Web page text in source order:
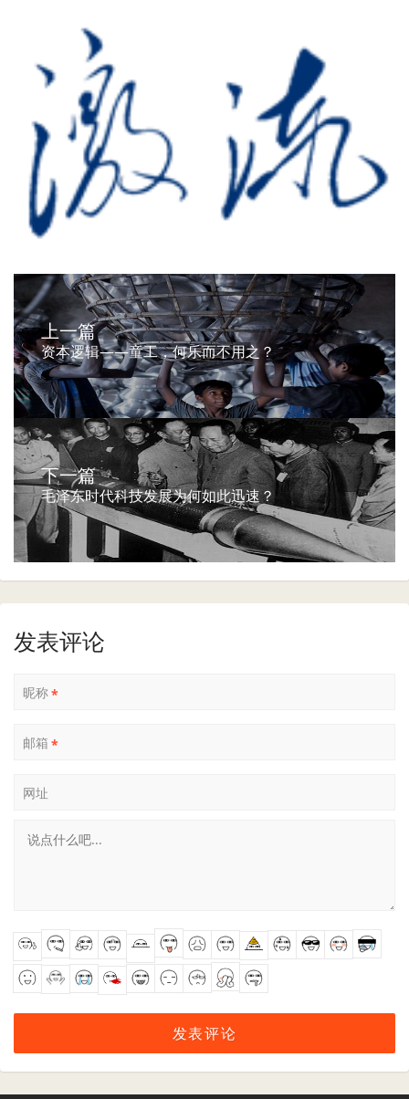
上一篇
资本逻辑——童工，何乐而不用之？
下一篇
毛泽东时代科技发展为何如此迅速？
发表评论
昵称*
邮箱 *
网址